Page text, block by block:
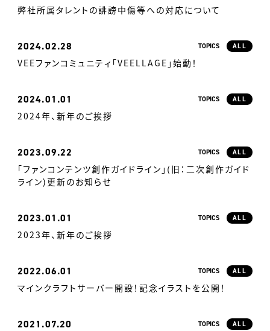
弊社所属タレントの誹謗中傷等への対応について
2024 02.28 TOPICS ALL
VEEファンコミュニティ「VEELLAGE」始動！
2024 01.01 TOPICS ALL
2024年、新年のご挨拶
2023 09.22 TOPICS ALL
「ファンコンテンツ創作ガイドライン」(旧：二次創作ガイド
ライン)更新のお知らせ
2023 01.01 TOPICS ALL
2023年、新年のご挨拶
2022 06.01 TOPICS ALL
マインクラフトサーバー開設！記念イラストを公開！
2021 07.20 TOPICS ALL